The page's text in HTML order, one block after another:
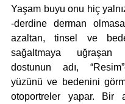
Yaşam buyu onu hiç
-derdine derman olmasa
azaltan, tinsel ve
sağaltmaya
dostunun adı,
yüzünü ve bedenini
otoportreler yapar. Bir